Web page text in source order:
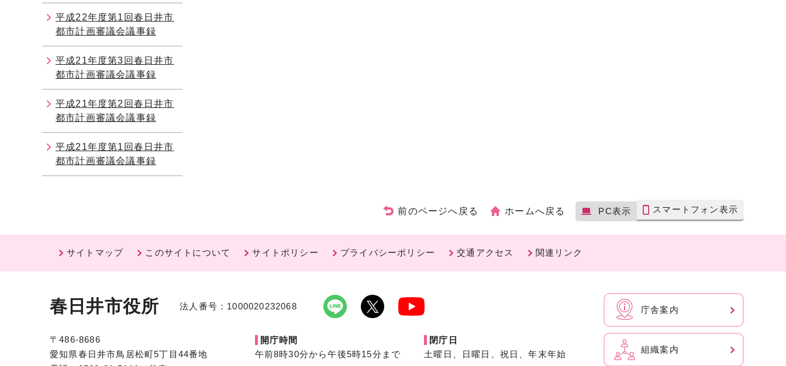
平成22年度第1回春日井市
都市計画審議会議事録
平成21年度第3回春日井市
都市計画審議会議事録
平成21年度第2回春日井市
都市計画審議会議事録
平成21年度第1回春日井市
都市計画審議会議事録
前のページへ戻る ホームへ戻る PC表示 スマートフォン表示
サイトマップ このサイトについて サイトポリシー プライバシーポリシー 交通アクセス 関連リンク
春日井市役所 法人番号：1000020232068
〒486-8686
愛知県春日井市鳥居松町5丁目44番地
開庁時間
午前8時30分から午後5時15分まで
閉庁日
土曜日、日曜日、祝日、年末年始
庁舎案内
組織案内